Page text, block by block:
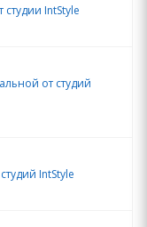
IntStyle
от студий
IntStyle